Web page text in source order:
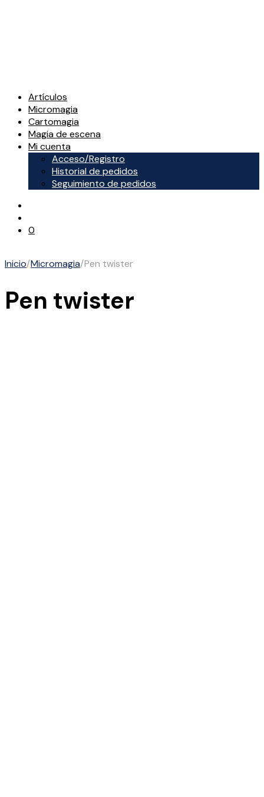
Artículos
Micromagia
Cartomagia
Magia de escena
Mi cuenta
Acceso/Registro
Historial de pedidos
Seguimiento de pedidos
0
Inicio/Micromagia/Pen twister
Pen twister